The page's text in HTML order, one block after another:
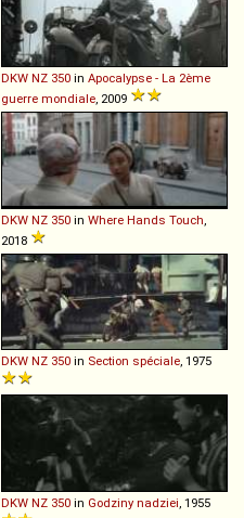
DKW NZ 350 in Apocalypse - La 2ème
guerre mondiale , 2009
DKW NZ 350 in Where Hands Touch
2018
DKW NZ 350 in Section spéciale, 1975
DKW NZ 350 in Godziny nadziei, 1955